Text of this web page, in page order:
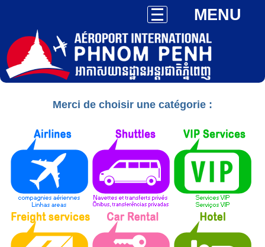
MENU
Merci de choisir une catégorie :